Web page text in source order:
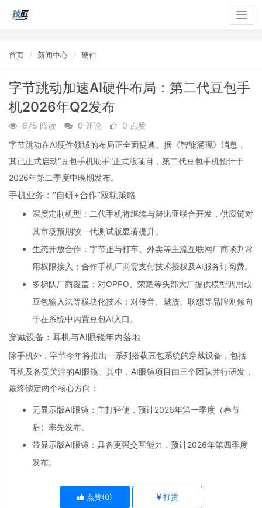
首页 新闻中心 硬件
字节跳动加速AI硬件布局：第二代豆包手
机2026年Q2发布
675 阅读 0 评论
0 点赞
字节跳动在AI硬件领域的布局正全面提速。据《智能涌现》消息，
其已正式启动“豆包手机助手”正式版项目，第二代豆包手机预计于
2026年第二季度中晚期发布。
手机业务：“自研+合作”双轨策略
深度定制机型 ‌：二代手机将继续与努比亚联合开发，供应链对
其市场预期较一代测试版显著提升。
生态开放合作 ‌：字节正与打车、外卖等主流互联网厂商谈判常
用权限接入；合作手机厂商需支付技术授权及AI服务订阅费。
多梯队厂商覆盖 ‌：对OPPO、荣耀等头部大厂提供模型调用或
豆包输入法等模块化技术；对传音、魅族、联想等品牌则倾向
于在系统中内置豆包AI入口。
穿戴设备：耳机与AI眼镜年内落地
除手机外，字节今年将推出一系列搭载豆包系统的穿戴设备，包括
耳机及备受关注的AI眼镜。其中，AI眼镜项目由三个团队并行研发，
最终锁定两个核心方向：
无显示版AI眼镜 ‌：主打轻便，预计2026年第一季度（春节
后）率先发布。
带显示版AI眼镜 ‌：具备更强交互能力，预计2026年第四季度
发布。
点赞(0) 打赏